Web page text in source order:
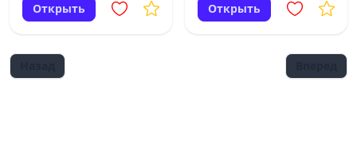
Открыть
Открыть